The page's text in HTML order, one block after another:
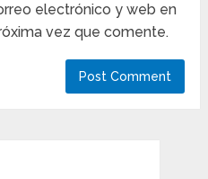
electrónico y web en
vez que comente.